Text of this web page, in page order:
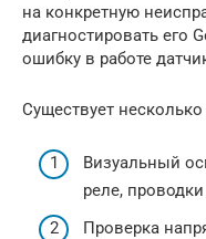
на конкретную
диагностировать его
ошибку в работе
Существует
Визуальный
реле,
Проверка